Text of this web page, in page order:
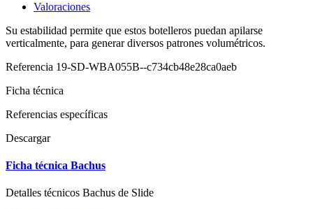
Valoraciones
Su estabilidad permite que estos botelleros puedan apilarse
verticalmente, para generar diversos patrones volumétricos.
Referencia 19-SD-WBA055B--c734cb48e28ca0aeb
Ficha técnica
Referencias específicas
Descargar
Ficha técnica Bachus
Detalles técnicos Bachus de Slide